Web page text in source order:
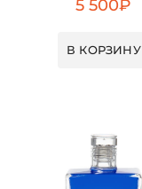
5 500₽
В КОРЗИНУ